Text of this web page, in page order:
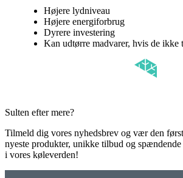
Højere lydniveau
Højere energiforbrug
Dyrere investering
Kan udtørre madvarer, hvis de
Sulten efter mere?
Tilmeld dig vores nyhedsbrev og vær den
nyeste produkter, unikke tilbud og
i vores køleverden!